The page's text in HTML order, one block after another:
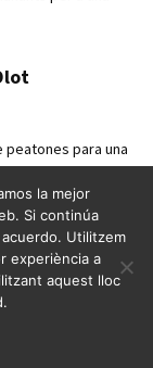
para una
en
Crossabsa
la mejor
Si continúa
Utilitzem
experiència a
aquest lloc